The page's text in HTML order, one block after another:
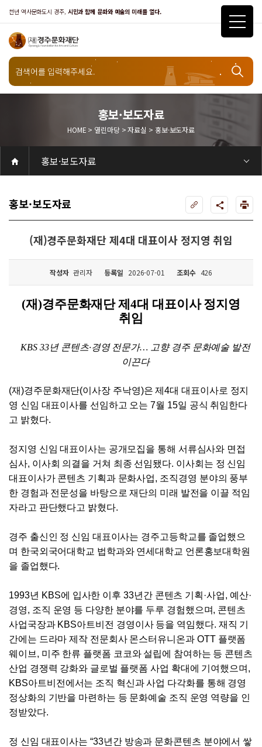
천년 역사문화도시 경주, 시민과 함께 문화와 예술의 미래를 열다.
홍보·보도자료
HOME > 열린마당 > 자료실 > 홍보·보도자료
홍보·보도자료
공연
공연일정
객석안내
화랑홀
화랑홀 2층
화랑홀 3층
원화홀
티켓안내
티켓안내
티켓예매
티켓수령
할인규정
취소·환불규정
문화나눔티켓
공연예절·서비스
공연장 관람예절
공연장 편의서비스
전시
전시일정
현재전시
예정전시
지난전시
전시연계교육신청
알천미술관소장품
전시예절·서비스
미술관 관람예절
미술관 편의서비스
아카데미
교육일정
문화행사
행사일정
행사소개
경주 대릉원돌담길 축제
국제경주역사문화포럼
금속공예관
경주 e스포츠 페스티벌
돗자리피크닉
국제경주역사문화포럼
교촌문화공연 신라오기
신라문화제
국제뮤직페스티벌
경주문화관1918
교촌버스킹
지역예술인 지원사업
봉황대 뮤직스퀘어
경주국악여행
제야의 종 타종식
한수원아트페스티벌
한복문화주간
동아시아 문화도시
MyK FESTA in 경주
경주시 관광기념품 공모전
뉴스
갤러리
대관
대관공고·절차
경주예술의전당
경주문화관1918
대관운영조례
운영조례
경주예술의전당
운영규칙
공연장 및 부대시설
알천미술관
경주문화관1918
사용료
경주예술의전당
경주문화관1918
대관신청
경주예술의전당
경주문화관1918
시설소개
경주예술의전당
시설소개
공연장
화랑홀
원화홀
알천미술관
기타시설
경주문화관1918
시립예술단
시립극단
시립극단 소개
단원현황
시립합창단
시립합창단 소개
단원현황
시립신라고취대
시립신라고취대 소개
단원현황
연간일정
열린마당
공지사항
공지사항
입찰정보
채용정보
자료실
홍보·보도자료
서식·매뉴얼
웹진
Q&A
FAQ
가입 및 정보
공연
전시
아카데미
대관
기타
질문과답변
우수고객
회원안내 · 혜택
우수고객
경주문화재단
인사말
재단소개
비전전략
사업안내
연혁
재단CI
조직도
ESG 윤리·경영
ESG경영 선언문
인권경영선언문
임직원행동강령
문화서비스윤리헌장
통합신고센터
경영공시
경영목표 예산서 운영계획
결산서
임원 및 운영인력 현황 인건비 예산 집행현황
경영실적
외부기관 감사
기타공시
계약현황
기부금현황
업무추진비 복리후생비 내역
오시는길
경주예술의전당
경주문화관1918
신라금속공예관
홍보·보도자료
(재)경주문화재단 제4대 대표이사 정지영 취임
작성자 관리자 등록일 2026-07-01 조회수 426
(재)경주문화재단 제4대 대표이사 정지영
취임
KBS 33년 콘텐츠·경영 전문가… 고향 경주 문화예술 발전
이끈다
(재)경주문화재단(이사장 주낙영)은 제4대 대표이사로 정지
영 신임 대표이사를 선임하고 오는7월 15일 공식 취임한다
고 밝혔다.
정지영 신임 대표이사는 공개모집을 통해 서류심사와 면접
심사, 이사회 의결을 거쳐 최종 선임됐다. 이사회는 정 신임
대표이사가 콘텐츠 기획과 문화사업, 조직경영 분야의 풍부
한 경험과 전문성을 바탕으로 재단의 미래 발전을 이끌 적임
자라고 판단했다고 밝혔다.
경주 출신인 정 신임 대표이사는 경주고등학교를 졸업했으
며 한국외국어대학교 법학과와 연세대학교 언론홍보대학원
을 졸업했다.
1993년 KBS에 입사한 이후 33년간 콘텐츠 기획·사업, 예산·
경영, 조직 운영 등 다양한 분야를 두루 경험했으며, 콘텐츠
사업국장과 KBS아트비전 경영이사 등을 역임했다. 재직 기
간에는 드라마 제작 전문회사 몬스터유니온과 OTT 플랫폼
웨이브 , 미주 한류 플랫폼 코코와 설립에 참여하는 등 콘텐츠
산업 경쟁력 강화와 글로벌 플랫폼 사업 확대에 기여했으며 ,
KBS아트비전에서는 조직 혁신과 사업 다각화를 통해 경영
정상화의 기반을 마련하는 등 문화예술 조직 운영 역량을 인
정받았다.
정 신임 대표이사는 “33년간 방송과 문화콘텐츠 분야에서 쌓